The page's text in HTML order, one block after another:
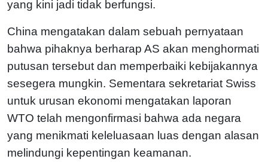
yang kini jadi tidak berfungsi.
China mengatakan dalam sebuah pernyataan
bahwa pihaknya berharap AS akan menghormati
putusan tersebut dan memperbaiki kebijakannya
sesegera mungkin. Sementara sekretariat Swiss
untuk urusan ekonomi mengatakan laporan
WTO telah mengonfirmasi bahwa ada negara
yang menikmati keleluasaan luas dengan alasan
melindungi kepentingan keamanan.